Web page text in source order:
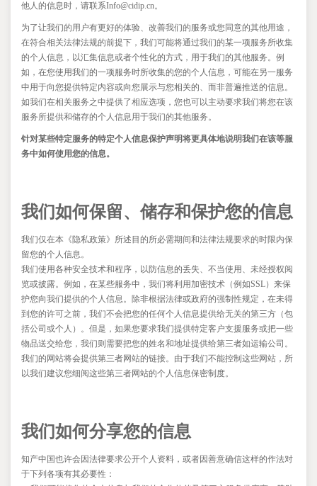
他人的信息时，请联系Info@cidip.cn。
为了让我们的用户有更好的体验、改善我们的服务或您同意的其他用途，
在符合相关法律法规的前提下，我们可能将通过我们的某一项服务所收集
的个人信息，以汇集信息或者个性化的方式，用于我们的其他服务。例
如，在您使用我们的一项服务时所收集的您的个人信息，可能在另一服务
中用于向您提供特定内容或向您展示与您相关的、而非普遍推送的信息。
如我们在相关服务之中提供了相应选项，您也可以主动要求我们将您在该
服务所提供和储存的个人信息用于我们的其他服务。
针对某些特定服务的特定个人信息保护声明将更具体地说明我们在该等服
务中如何使用您的信息。
我们如何保留、储存和保护您的信息
我们仅在本《隐私政策》所述目的所必需期间和法律法规要求的时限内保
留您的个人信息。
我们使用各种安全技术和程序，以防信息的丢失、不当使用、未经授权阅
览或披露。例如，在某些服务中，我们将利用加密技术（例如SSL）来保
护您向我们提供的个人信息。除非根据法律或政府的强制性规定，在未得
到您的许可之前，我们不会把您的任何个人信息提供给无关的第三方（包
括公司或个人）。但是，如果您要求我们提供特定客户支援服务或把一些
物品送交给您，我们则需要把您的姓名和地址提供给第三者如运输公司。
我们的网站将会提供第三者网站的链接。由于我们不能控制这些网站，所
以我们建议您细阅这些第三者网站的个人信息保密制度。
我们如何分享您的信息
知产中国也许会因法律要求公开个人资料，或者因善意确信这样的作法对
于下列各项有其必要性：